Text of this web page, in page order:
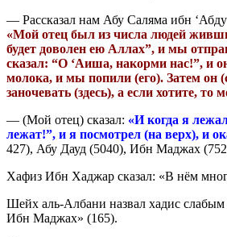
— Рассказал нам Абу Саляма ибн
«Мой отец был из числа людей
будет доволен ею Аллах”, и мы
сказал: “О ‘Аиша, накорми нас!”, и
молока, и мы попили (его). Затем он
заночевать (здесь), а если хотите, то
— (Мой отец) сказал: «И когда я
лежат!”, и я посмотрел (на верх), и
427), Абу Дауд (5040), Ибн Маджах
Хафиз Ибн Хаджар сказал: «В нём
Шейх аль-Албани назвал хадис
Ибн Маджах» (165).